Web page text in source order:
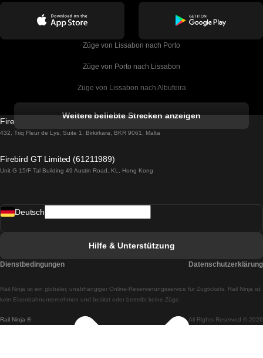
Züge von Lissabon nach Porto
Züge von Porto nach Lissabon
Züge von Lissabon nach Albufeira
Züge von Lissabon nach Lagos
Züge von Lissabon nach Madrid
Züge von Lissabon nach Braga
Züge von Braga nach Lissabon
Weitere beliebte Strecken anzeigen
Firebird GT Limited (OC 1451)
432, Triq Fleur de Lys, Suite 1, Birkirkara, BKR 9061, Malta
Firebird GT Limited (61211989)
Unit G 15/F Tal Building 49 Austin Road, KL, Hong Kong
Rail Ninja ® All Rights Reserved © 2026
Rail.Ninja ist ein globaler, unabhängiger Online-Reservierungsservice für Zugtickets. Rail Ninja ist
kein Eisenbahnunternehmen und besitzt oder betreibt keine Züge.
Deutsch
Hilfe & Unterstützung
Dienstbedingungen Datenschutzerklärung